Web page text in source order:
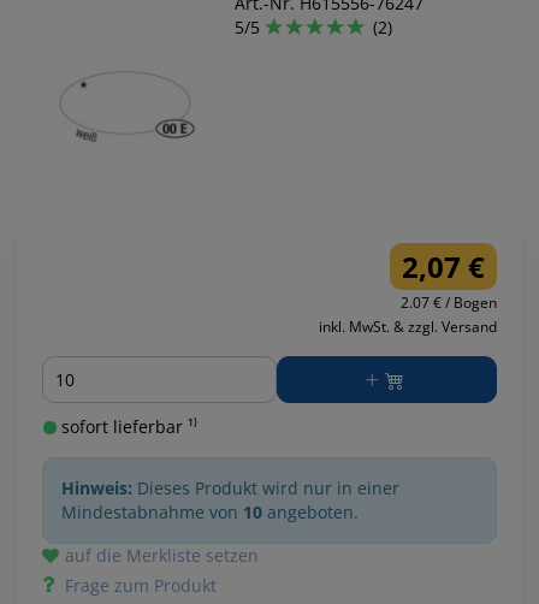
5/5
(2)
2,07 €
2.07 € / Bogen
inkl. MwSt. & zzgl. Versand
Menge
sofort lieferbar ¹⁾
Hinweis: Dieses Produkt wird nur in einer
Mindestabnahme von 10 angeboten.
auf die Merkliste setzen
Frage zum Produkt